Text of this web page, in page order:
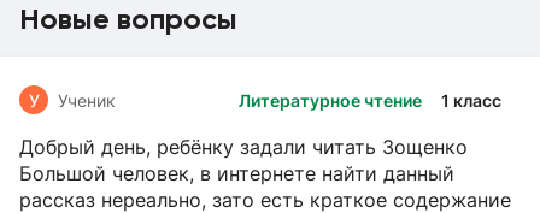
Новые вопросы
Литературное чтение 1 класс
У Ученик
Добрый день, ребёнку задали читать Зощенко
Большой человек, в интернете найти данный
рассказ нереально, зато есть краткое содержание